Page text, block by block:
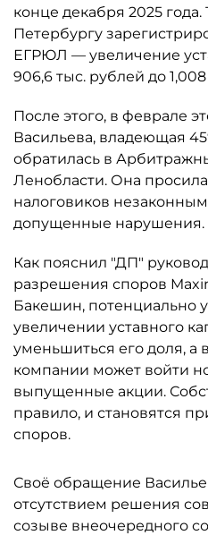
конце декабря 2025
Петербургу
ЕГРЮЛ — увеличение
906,6 тыс. рублей до
После этого, в феврале
Васильева, владеющая
обратилась в
Ленобласти. Она
налоговиков
допущенные нарушения.
Как пояснил "ДП"
разрешения споров
Бакешин, потенциально
увеличении уставного
уменьшиться его доля, а
компании может войти
выпущенные акции.
правило, и становятся
споров.
Своё обращение
отсутствием решения
созыве внеочередного